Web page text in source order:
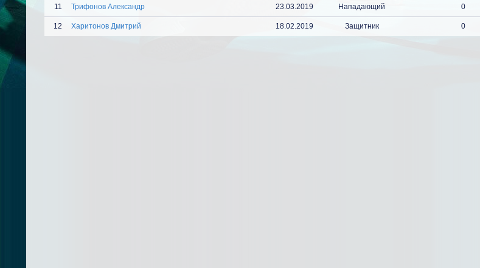
11 Трифонов Александр 23.03.2019 Нападающий 0
12 Харитонов Дмитрий 18.02.2019 Защитник 0